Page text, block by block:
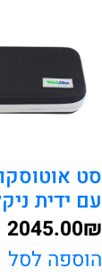
עם ידית
₪
2045.00
הוספה לסל